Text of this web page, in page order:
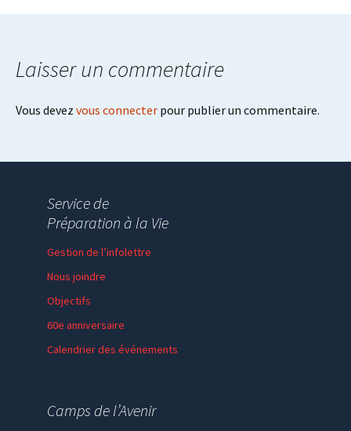
navigation
Laisser un commentaire
Vous devez vous connecter pour publier un commentaire.
Service de
Préparation à la Vie
Gestion de l’infolettre
Nous joindre
Objectifs
60e anniversaire
Calendrier des événements
Faire un don
Camps de l’Avenir